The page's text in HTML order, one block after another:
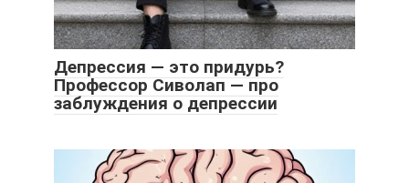
Депрессия — это придурь?
Профессор Сиволап — про
заблуждения о депрессии